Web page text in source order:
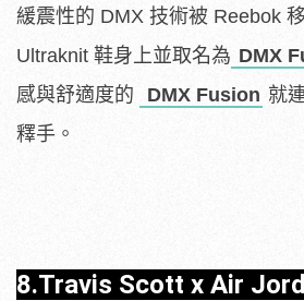
緩震性的 DMX 技術被 Reebok
Ultraknit 鞋身上並取名為 DMX
感與舒適度的
DMX Fusion 就
釋手。
8.Travis Scott x Air